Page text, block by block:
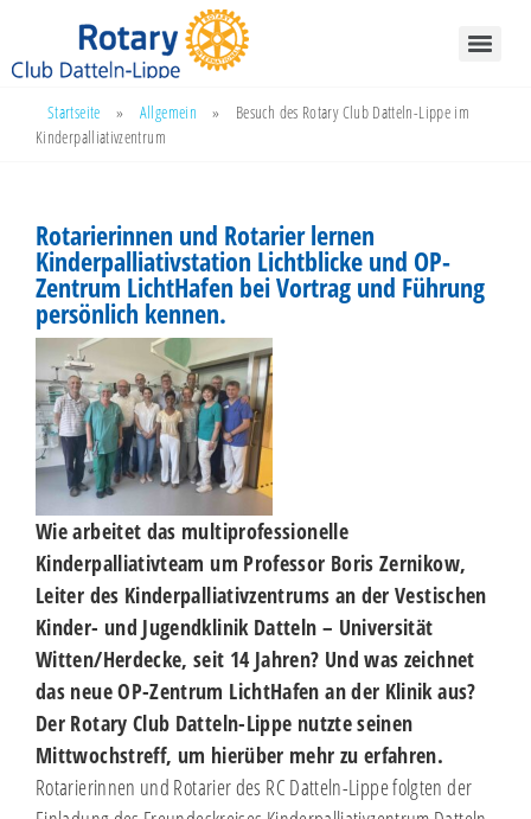
Startseite » Allgemein »
Besuch des Rotary Club Datteln-Lippe im
Kinderpalliativzentrum
Rotarierinnen und Rotarier lernen
Kinderpalliativstation Lichtblicke und OP-
Zentrum LichtHafen bei Vortrag und Führung
persönlich kennen.
Wie arbeitet das multiprofessionelle
Kinderpalliativteam um Professor Boris Zernikow,
Leiter des Kinderpalliativzentrums an der Vestischen
Kinder- und Jugendklinik Datteln – Universität
Witten/Herdecke, seit 14 Jahren? Und was zeichnet
das neue OP-Zentrum LichtHafen an der Klinik aus?
Der Rotary Club Datteln-Lippe nutzte seinen
Mittwochstreff, um hierüber mehr zu erfahren.
Rotarierinnen und Rotarier des RC Datteln-Lippe folgten der